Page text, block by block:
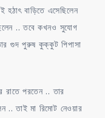
হঠাৎ বাড়িতে এসেছিলেন
.. তবে কখনও সুযোগ
গুদ পুরুষ কুক্কুট পিপাসা
রাতে পরতেন .. তার
.. তাই মা রিমোট নেওয়ার